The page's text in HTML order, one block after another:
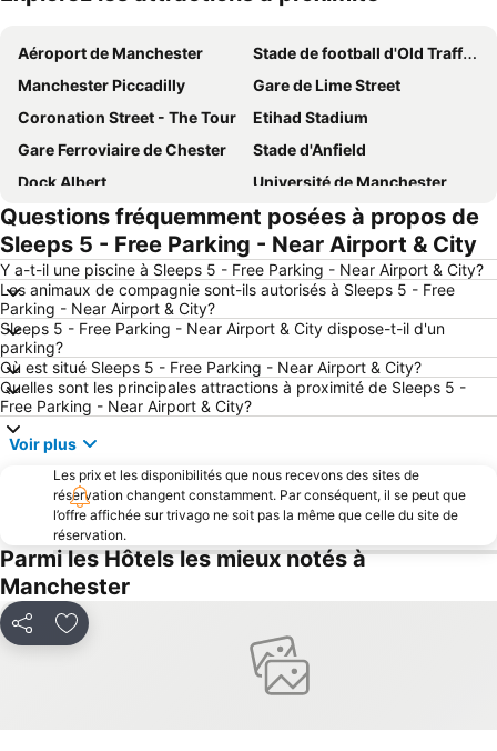
Aéroport de Manchester
Stade de football d'Old Trafford
Manchester Piccadilly
Gare de Lime Street
Coronation Street - The Tour
Etihad Stadium
Gare Ferroviaire de Chester
Stade d'Anfield
Dock Albert
Université de Manchester
Gare Centrale de Manchester
Gare de Manchester Victoria
Université de Liverpool
Airport Liverpool John Lennon
The Cavern Club
Stade de cricket d'Old Trafford
Jardins de Piccadilly
Ancoats
Manchester Canal Street
ACC Liverpool
Musée/Visite du Stade de Manchester
Chatsworth
Phones 4u Arena
Musée du Stade de Manchester United
Chinatown
Heaton Park
Centre Commercial St John's
Northern Quarter
Rusholme
Victoria Park
Gorton
Sefton Park
Liverpool One
Wythenshawe
Bowlers Exhibition Centre
Questions fréquemment posées à propos de
Sleeps 5 - Free Parking - Near Airport & City
Y a-t-il une piscine à Sleeps 5 - Free Parking - Near Airport & City?
Les animaux de compagnie sont-ils autorisés à Sleeps 5 - Free
Parking - Near Airport & City?
Sleeps 5 - Free Parking - Near Airport & City dispose-t-il d'un
parking?
Où est situé Sleeps 5 - Free Parking - Near Airport & City?
Quelles sont les principales attractions à proximité de Sleeps 5 -
Free Parking - Near Airport & City?
Voir plus
Les prix et les disponibilités que nous recevons des sites de
réservation changent constamment. Par conséquent, il se peut que
l’offre affichée sur trivago ne soit pas la même que celle du site de
réservation.
Parmi les Hôtels les mieux notés à
Manchester
PartagerAjouter à mes favoris